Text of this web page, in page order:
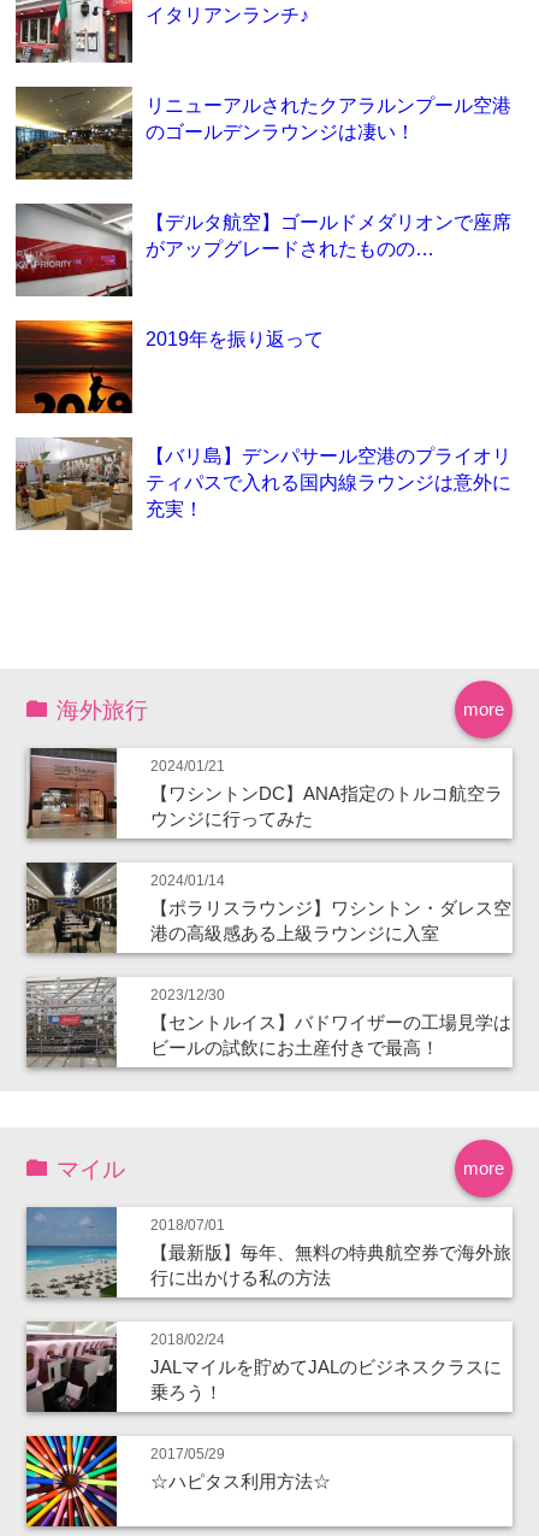
イタリアンランチ♪
リニューアルされたクアラルンプール空港
のゴールデンラウンジは凄い！
【デルタ航空】ゴールドメダリオンで座席
がアップグレードされたものの…
2019年を振り返って
【バリ島】デンパサール空港のプライオリ
ティパスで入れる国内線ラウンジは意外に
充実！
more
海外旅行
2024/01/21
【ワシントンDC】ANA指定のトルコ航空ラ
ウンジに行ってみた
2024/01/14
【ポラリスラウンジ】ワシントン・ダレス空
港の高級感ある上級ラウンジに入室
2023/12/30
【セントルイス】バドワイザーの工場見学は
ビールの試飲にお土産付きで最高！
more
マイル
2018/07/01
【最新版】毎年、無料の特典航空券で海外旅
行に出かける私の方法
2018/02/24
JALマイルを貯めてJALのビジネスクラスに
乗ろう！
2017/05/29
☆ハピタス利用方法☆